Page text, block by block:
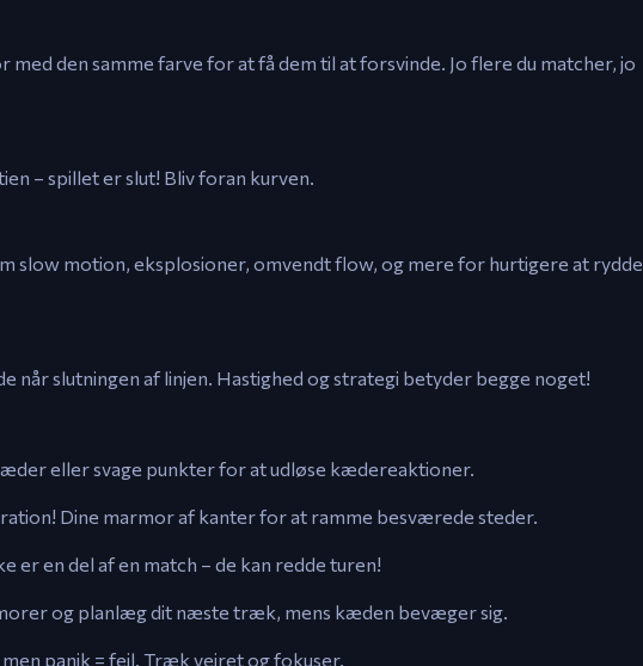
den samme farve for at få dem til at forsvinde. Jo flere du matcher, jo
– spillet er slut! Bliv foran kurven.
slow motion, eksplosioner, omvendt flow, og mere for hurtigere at rydde
når slutningen af linjen. Hastighed og strategi betyder begge noget!
eller svage punkter for at udløse kædereaktioner.
Dine marmor af kanter for at ramme besværede steder.
er en del af en match – de kan redde turen!
og planlæg dit næste træk, mens kæden bevæger sig.
panik = fejl. Træk vejret og fokuser.